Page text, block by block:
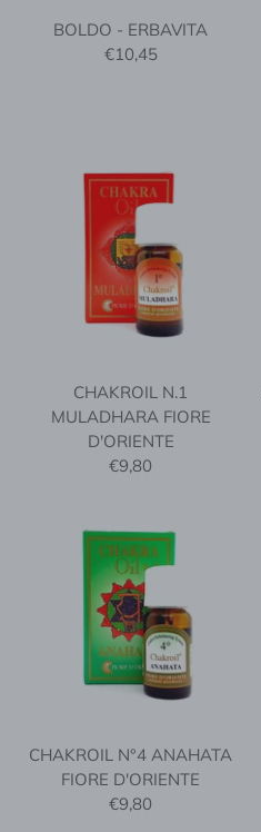
BOLDO - ERBAVITA
€10,45
CHAKROIL N.1
MULADHARA FIORE
D'ORIENTE
€9,80
CHAKROIL N°4 ANAHATA
FIORE D'ORIENTE
€9,80